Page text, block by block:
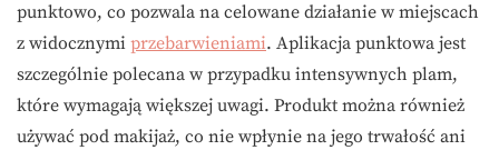
punktowo, co pozwala na celowane działanie w miejscach
z widocznymi przebarwieniami. Aplikacja punktowa jest
szczególnie polecana w przypadku intensywnych plam,
które wymagają większej uwagi. Produkt można również
używać pod makijaż, co nie wpłynie na jego trwałość ani